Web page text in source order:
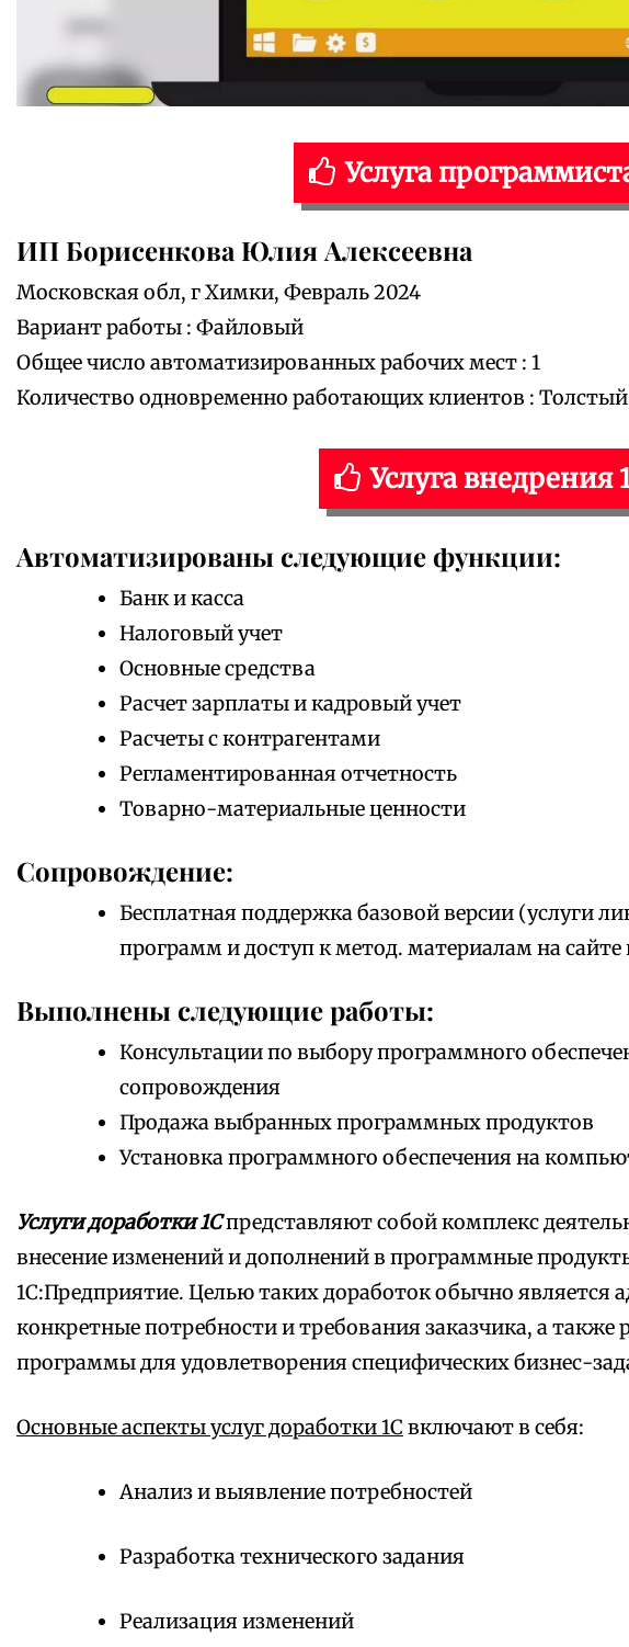
Услуга
ИП Борисенкова Юлия Алексеевна
Московская обл, г Химки, Февраль 2024
Вариант работы : Файловый
Общее число автоматизированных рабочих мест : 1
Количество одновременно работающих клиентов : Толстый
Услуга внедрения
Автоматизированы следующие функции:
Банк и касса
Налоговый учет
Основные средства
Расчет зарплаты и кадровый учет
Расчеты с контрагентами
Регламентированная отчетность
Товарно-материальные ценности
Сопровождение:
Бесплатная поддержка базовой версии (услуги
программ и доступ к метод. материалам на
Выполнены следующие работы:
Консультации по выбору программного
сопровождения
Продажа выбранных программных продуктов
Установка программного обеспечения на
Услуги доработки 1Спредставляют собой комплекс
внесение изменений и дополнений в программные
1С:Предприятие. Целью таких доработок обычно является
конкретные потребности и требования заказчика, а
программы для удовлетворения специфических бизнес-
Основные аспекты услуг доработки 1С включают в себя:
Анализ и выявление потребностей
Разработка технического задания
Реализация изменений